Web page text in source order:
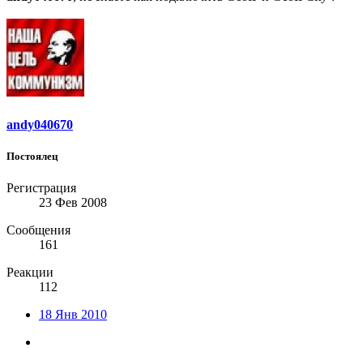
andy040670
Постоялец
Регистрация
23 Фев 2008
Сообщения
161
Реакции
112
18 Янв 2010